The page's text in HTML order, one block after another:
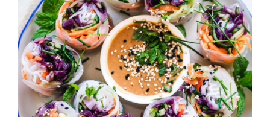
California Rolls
ANNIVERSAIRE